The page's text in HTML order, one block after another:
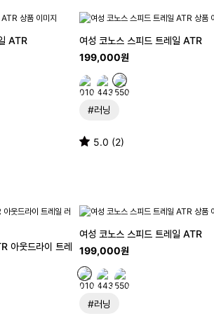
ATR
여성 코노스 스피드 트레일 ATR
199,000원
#러닝
5.0 (2)
아웃드라이 트레
여성 코노스 스피드 트레일 ATR
199,000원
#러닝